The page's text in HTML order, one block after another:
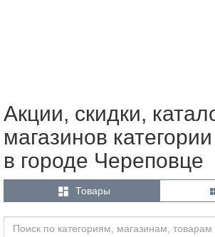
Акции, скидки,
магазинов
в городе Череповце
 Товары